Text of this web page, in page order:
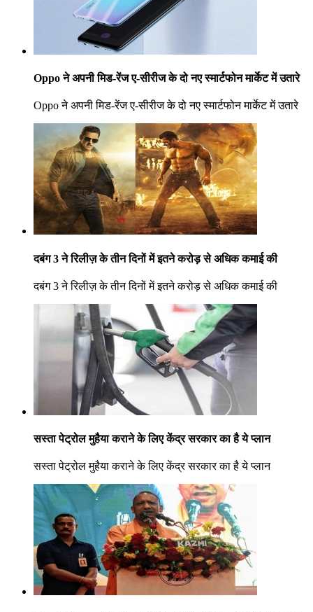
Oppo ने अपनी मिड-रेंज ए-सीरीज के दो नए स्मार्टफोन मार्केट में उतारे
Oppo ने अपनी मिड-रेंज ए-सीरीज के दो नए स्मार्टफोन मार्केट में उतारे
दबंग 3 ने रिलीज़ के तीन दिनों में इतने करोड़ से अधिक कमाई की
दबंग 3 ने रिलीज़ के तीन दिनों में इतने करोड़ से अधिक कमाई की
सस्ता पेट्रोल मुहैया कराने के लिए केंद्र सरकार का है ये प्लान
सस्ता पेट्रोल मुहैया कराने के लिए केंद्र सरकार का है ये प्लान